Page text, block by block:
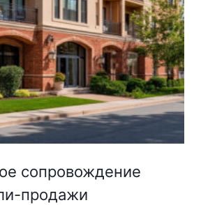
сопровождение
продажи